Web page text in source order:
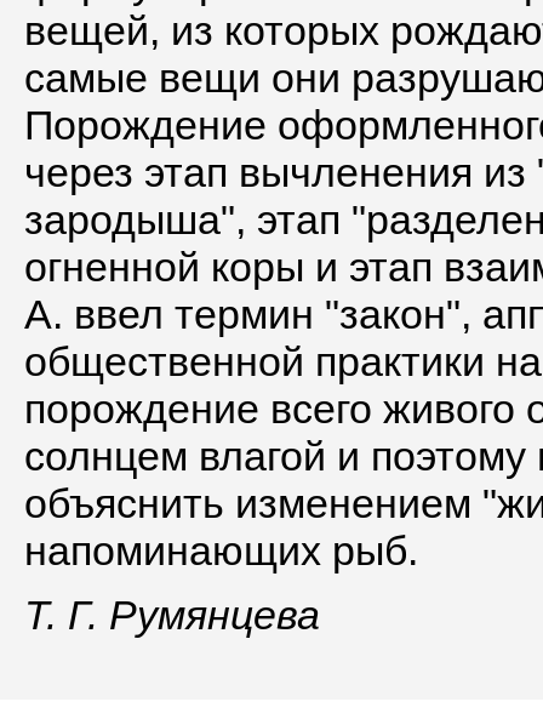
вещей, из которых
самые вещи они
Порождение
через этап вычленения
зародыша", этап
огненной коры и этап
А. ввел термин "закон",
общественной практики
порождение всего живого
солнцем влагой и
объяснить изменением
напоминающих рыб.
Т. Г. Румянцева